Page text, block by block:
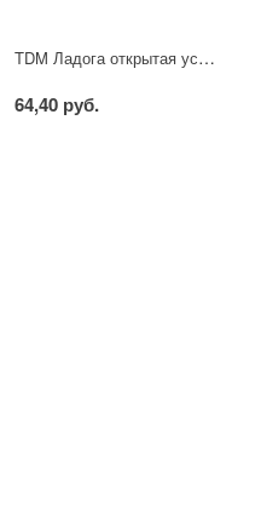
TDM Ладога открытая уст. розетка б\з белая
64,40 руб.